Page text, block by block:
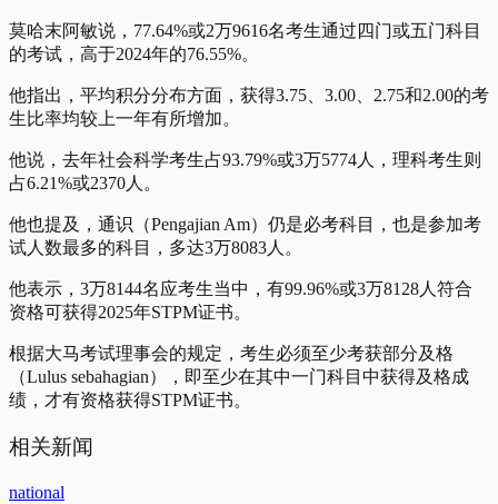
莫哈末阿敏说，77.64%或2万9616名考生通过四门或五门科目
的考试，高于2024年的76.55%。
他指出，平均积分分布方面，获得3.75、3.00、2.75和2.00的考
生比率均较上一年有所增加。
他说，去年社会科学考生占93.79%或3万5774人，理科考生则
占6.21%或2370人。
他也提及，通识（Pengajian Am）仍是必考科目，也是参加考
试人数最多的科目，多达3万8083人。
他表示，3万8144名应考生当中，有99.96%或3万8128人符合
资格可获得2025年STPM证书。
根据大马考试理事会的规定，考生必须至少考获部分及格
（Lulus sebahagian），即至少在其中一门科目中获得及格成
绩，才有资格获得STPM证书。
相关新闻
national